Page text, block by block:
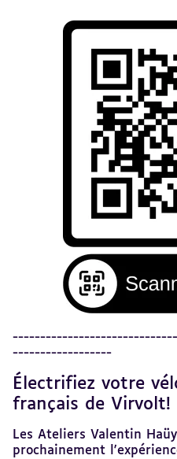
------------------
au
sommaire
Électrifiez votre
français de Virvolt!
Les Ateliers Valentin
prochainement
Revenir
au
sommaire